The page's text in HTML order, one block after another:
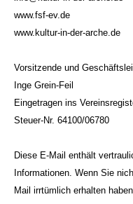
www.fsf-ev.de
www.kultur-in-der-arche.de
Vorsitzende und
Inge Grein-Feil
Eingetragen ins
Steuer-Nr. 64100/06780
Diese E-Mail enthält
Informationen. Wenn Sie
Mail irrtümlich erhalten